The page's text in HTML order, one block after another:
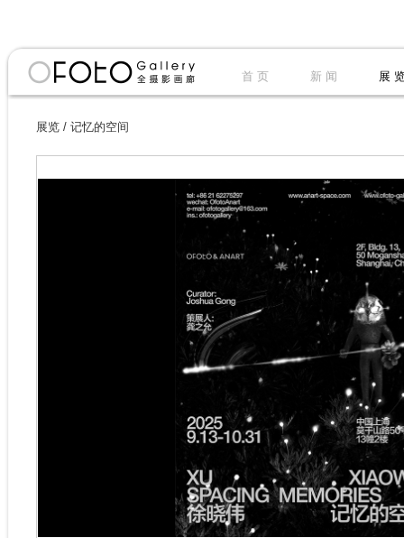
首 页 新 闻 展
展览 / 记忆的空间